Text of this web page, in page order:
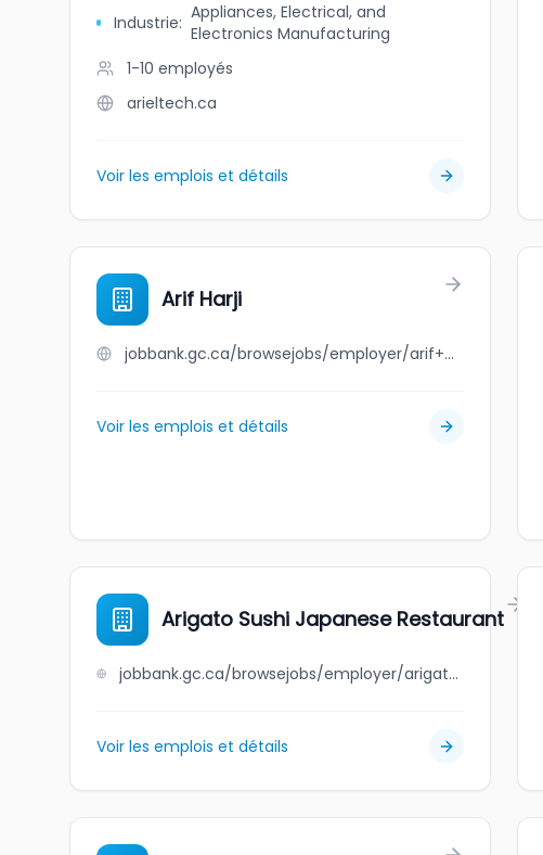
Industrie: Appliances, Electrical, and
Electronics Manufacturing
1-10 employés
arieltech.ca
Voir les emplois et détails
Arif Harji
jobbank.gc.ca/browsejobs/employer/arif+harji/ca
Voir les emplois et détails
Arigato Sushi Japanese Restaurant
jobbank.gc.ca/browsejobs/employer/arigato+sushi+japanese+restaurant/ca
Voir les emplois et détails